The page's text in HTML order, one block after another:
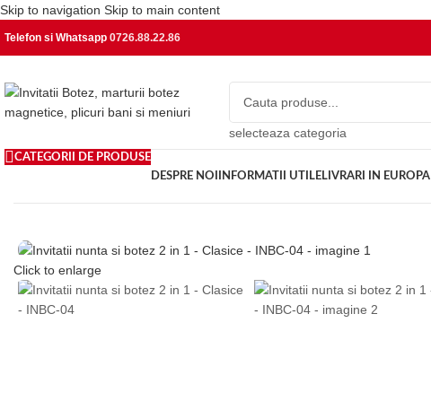
Skip to navigation Skip to main content
Telefon si Whatsapp 0726.88.22.86
selecteaza categoria
CATEGORII DE PRODUSE
DESPRE NOI
INFORMATII UTILELIVRARI IN EUROPA
Click to enlarge